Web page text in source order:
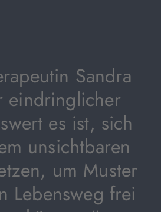
Sandra
eindringlicher
es ist, sich
unsichtbaren
um Muster
Lebensweg frei